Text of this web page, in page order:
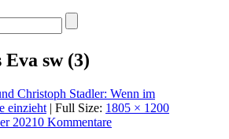
sw (3)
Christoph Stadler: Wenn im
einzieht | Full Size: 1805 × 1200
20210 Kommentare